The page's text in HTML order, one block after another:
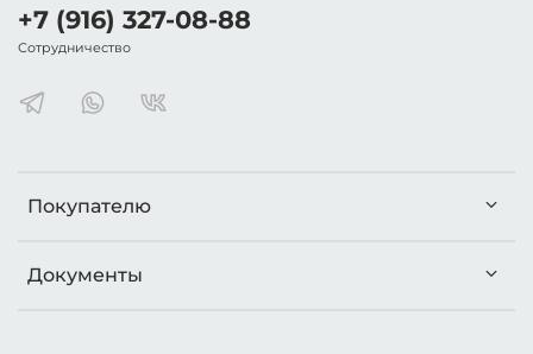
Покупателю
Документы
+7 (916) 327-08-88
Сотрудничество